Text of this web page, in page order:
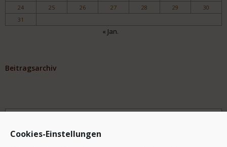
Cookies-Einstellungen
24
25 26 27 28 29
30
31
« Jan.
Beitragsarchiv
Archiv